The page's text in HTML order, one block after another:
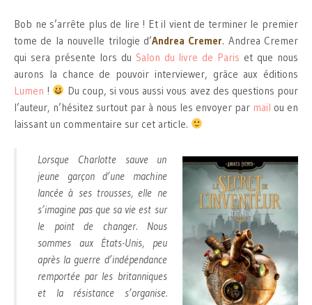
Bob ne s’arrête plus de lire ! Et il vient de terminer le premier
tome de la nouvelle trilogie d’Andrea Cremer. Andrea Cremer
qui sera présente lors du Salon du livre de Paris et que nous
aurons la chance de pouvoir interviewer, grâce aux éditions
Lumen !
Du coup, si vous aussi vous avez des questions pour
l’auteur, n’hésitez surtout par à nous les envoyer par mail ou en
laissant un commentaire sur cet article.
Lorsque Charlotte sauve un
jeune garçon d’une machine
lancée à ses trousses, elle ne
s’imagine pas que sa vie est sur
le point de changer. Nous
sommes aux États-Unis, peu
après la guerre d’indépendance
remportée par les britanniques
et la résistance s’organise.